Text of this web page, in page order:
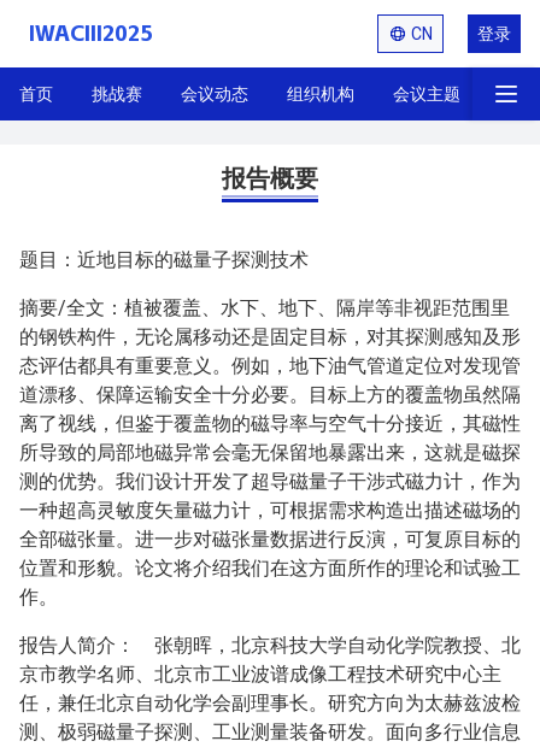
IWACIII2025 CN 登录
首页 挑战赛 会议动态 组织机构 会议主题 展览
报告概要
题目：近地目标的磁量子探测技术
摘要/全文：植被覆盖、水下、地下、隔岸等非视距范围里
的钢铁构件，无论属移动还是固定目标，对其探测感知及形
态评估都具有重要意义。例如，地下油气管道定位对发现管
道漂移、保障运输安全十分必要。目标上方的覆盖物虽然隔
离了视线，但鉴于覆盖物的磁导率与空气十分接近，其磁性
所导致的局部地磁异常会毫无保留地暴露出来，这就是磁探
测的优势。我们设计开发了超导磁量子干涉式磁力计，作为
一种超高灵敏度矢量磁力计，可根据需求构造出描述磁场的
全部磁张量。进一步对磁张量数据进行反演，可复原目标的
位置和形貌。论文将介绍我们在这方面所作的理论和试验工
作。
报告人简介： 张朝晖，北京科技大学自动化学院教授、北
京市教学名师、北京市工业波谱成像工程技术研究中心主
任，兼任北京自动化学会副理事长。研究方向为太赫兹波检
测、极弱磁量子探测、工业测量装备研发。面向多行业信息